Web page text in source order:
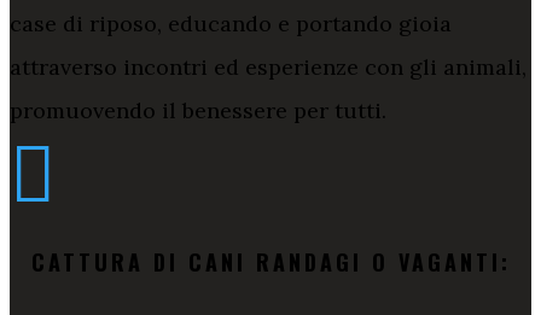
case di riposo, educando e portando gioia
attraverso incontri ed esperienze con gli animali,
promuovendo il benessere per tutti.

CATTURA DI CANI RANDAGI O VAGANTI: